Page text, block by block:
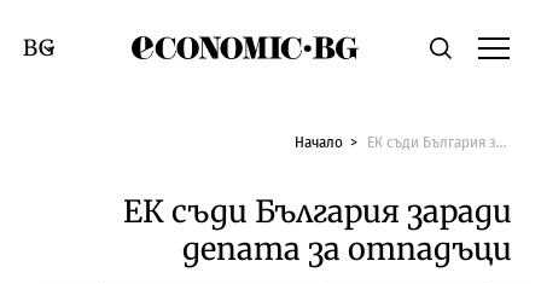
Economic.bgТърсене
Смяна на език
Начало ЕК съди България заради депата за отпадъци
ЕК съди България заради
депата за отпадъци